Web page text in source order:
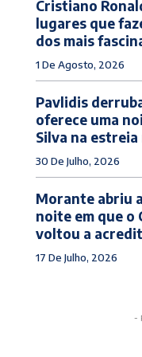
Cristiano
lugares que
dos mais
1 De Agosto, 2026
Pavlidis
oferece uma
Silva na estreia
30 De Julho, 2026
Morante abriu
noite em que o
voltou a
17 De Julho, 2026
-